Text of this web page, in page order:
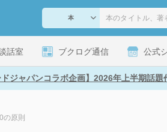
話室 ブクログ通信 公式
ドジャパンコラボ企画】2026年上半期話題
の原則